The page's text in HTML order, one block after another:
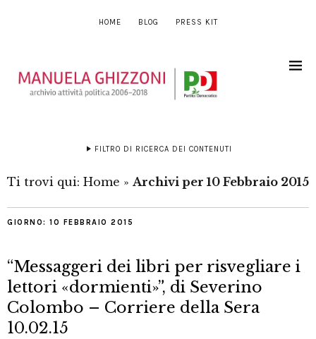
HOME BLOG PRESS KIT
FILTRO DI RICERCA DEI CONTENUTI
Ti trovi qui: Home » Archivi per 10 Febbraio 2015
GIORNO: 10 FEBBRAIO 2015
“Messaggeri dei libri per risvegliare i
lettori «dormienti»”, di Severino
Colombo – Corriere della Sera
10.02.15